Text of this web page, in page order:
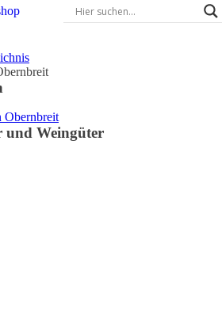
Obernbreit
und Weingüter